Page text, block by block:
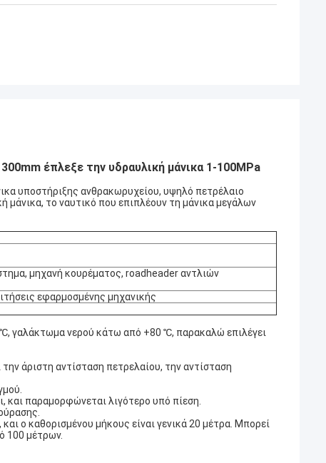
έπλεξε την υδραυλική μάνικα 1-100MPa
υποστήριξης ανθρακωρυχείου, υψηλό πετρέλαιο
μάνικα, το ναυτικό που επιπλέουν τη μάνικα μεγάλων
μηχανή κουρέματος, roadheader αντλιών
εφαρμοσμένης μηχανικής
γαλάκτωμα νερού κάτω από +80 ℃, παρακαλώ επιλέγει
άριστη αντίσταση πετρελαίου, την αντίσταση
και παραμορφώνεται λιγότερο υπό πίεση.
ο καθορισμένου μήκους είναι γενικά 20 μέτρα. Μπορεί
100 μέτρων.